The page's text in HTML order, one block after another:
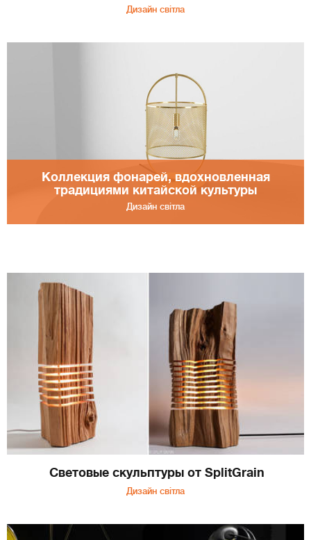
Дизайн світла
Коллекция фонарей, вдохновленная
традициями китайской культуры
Дизайн світла
Световые скульптуры от SplitGrain
Дизайн світла